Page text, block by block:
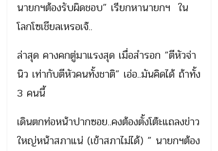
นายกฯต้องรับผิดชอบ” เรียกหานายกฯ ใน
โลกโซเชียลเหรอเจ๊..
ล่าสุด คางคกตู่มาแรงสุด เมื่อสำรอก “ตีหัวจ่า
นิว เท่ากับตีหัวคนทั้งชาติ” เอ่อ..มันคิดได้ ถ้าทั้ง
3 คนนี้
เดินตกท่อหน้าปากซอย..คงต้องตั้งโต๊ะแถลงข่าว
ใหญ่หน้าสภาแน่ (เข้าสภาไม่ได้) ” นายกฯต้อง